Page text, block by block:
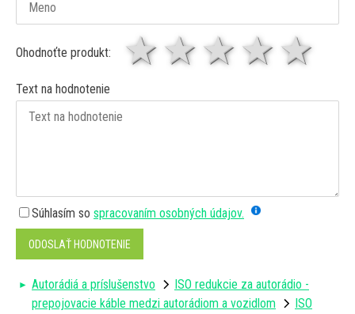
Ohodnoťte produkt: 4
3
2 hviezdy
1 hviezda
Text na hodnotenie
Súhlasím so spracovaním osobných údajov.
ODOSLAŤ HODNOTENIE
Autorádiá a príslušenstvo
ISO redukcie za autorádio -
prepojovacie káble medzi autorádiom a vozidlom
ISO